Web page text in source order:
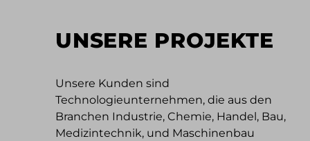
UNSERE PROJEKTE
Unsere Kunden sind
Technologieunternehmen, die aus den
Branchen Industrie, Chemie, Handel, Bau,
Medizintechnik, und Maschinenbau